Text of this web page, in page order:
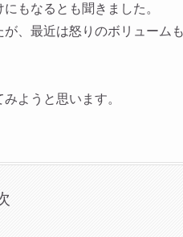
もなるとも聞きました。
、最近は怒りのボリュームも
ようと思います。